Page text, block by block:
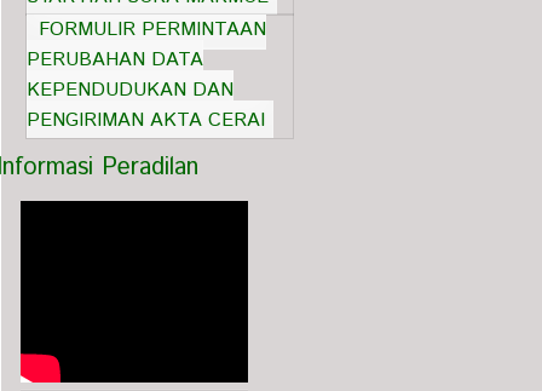
FORMULIR PERMINTAAN
PERUBAHAN DATA
KEPENDUDUKAN DAN
PENGIRIMAN AKTA CERAI
Peradilan